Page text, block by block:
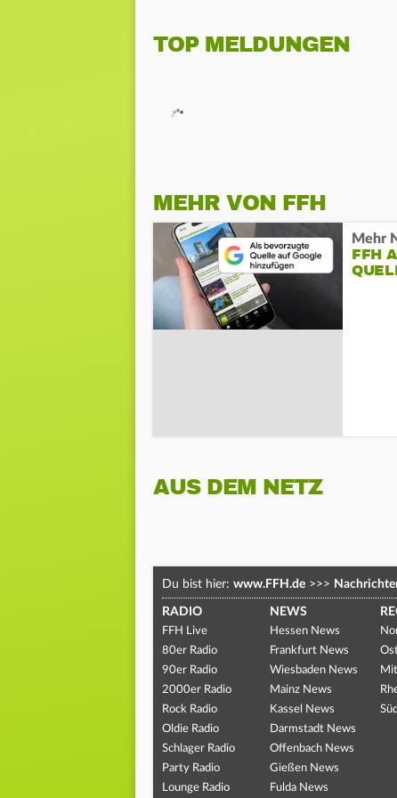
TOP MELDUNGEN
MEHR VON FFH
Mehr
FFH
AUS DEM NETZ
Du bist hier: www.FFH.de >>>
RADIO
FFH Live
80er Radio
90er Radio
2000er Radio
Rock Radio
Oldie Radio
Schlager Radio
Party Radio
Lounge Radio
NEWS
Hessen News
Frankfurt News
Wiesbaden News
Mainz News
Kassel News
Darmstadt News
Offenbach News
Gießen News
Fulda News